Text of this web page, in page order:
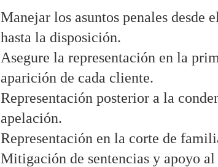
Manejar los asuntos penales desde
hasta la disposición.
Asegure la representación en la
aparición de cada cliente.
Representación posterior a la
apelación.
Representación en la corte de
Mitigación de sentencias y apoyo al